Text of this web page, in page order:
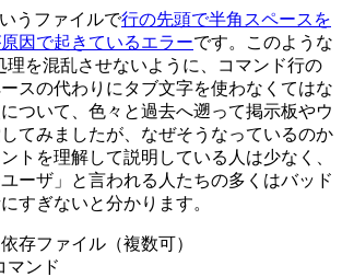
うファイルで行の先頭で半角スペースを
因で起きているエラーです。このような
理を混乱させないように、コマンド行の
スの代わりにタブ文字を使わなくてはな
ついて、色々と過去へ遡って掲示板やウ
てみましたが、なぜそうなっているのか
トを理解して説明している人は少なく、
ーザ」と言われる人たちの多くはバッド
すぎないと分かります。
存ファイル（複数可）
マンド